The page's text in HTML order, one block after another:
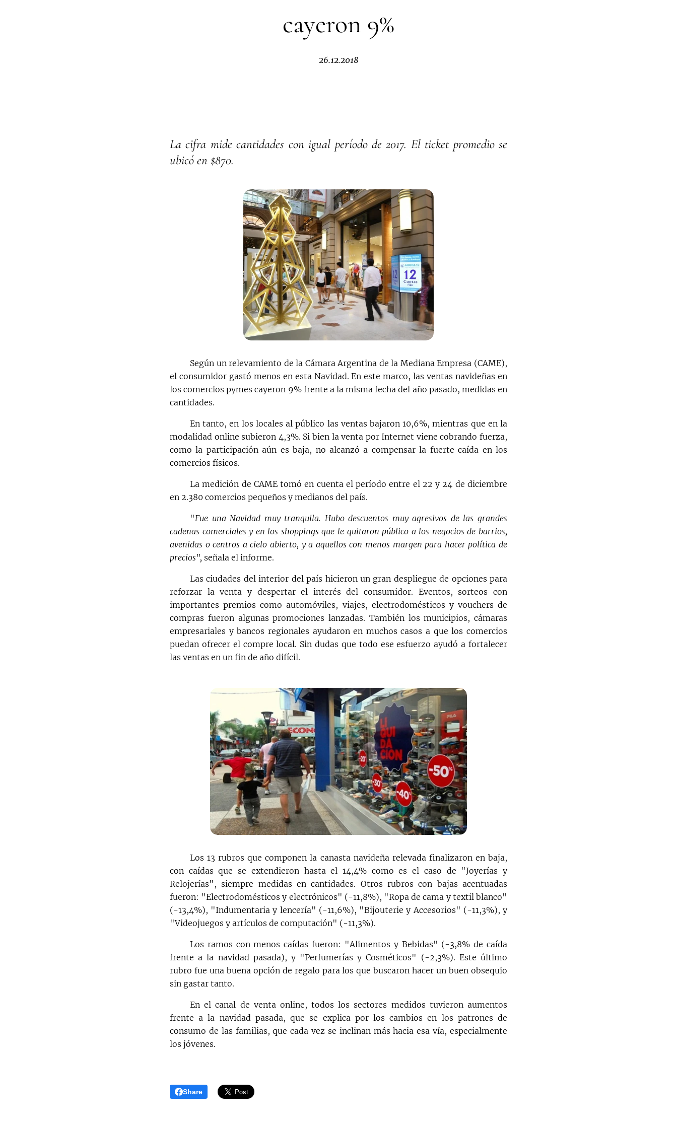
cayeron 9%
26.12.2018
La cifra mide cantidades con igual período de 2017. El ticket promedio se
ubicó en $870.
Según un relevamiento de la Cámara Argentina de la Mediana Empresa (CAME),
el consumidor gastó menos en esta Navidad. En este marco, las ventas navideñas en
los comercios pymes cayeron 9% frente a la misma fecha del año pasado, medidas en
cantidades.
En tanto, en los locales al público las ventas bajaron 10,6%, mientras que en la
modalidad online subieron 4,3%. Si bien la venta por Internet viene cobrando fuerza,
como la participación aún es baja, no alcanzó a compensar la fuerte caída en los
comercios físicos.
La medición de CAME tomó en cuenta el período entre el 22 y 24 de diciembre
en 2.380 comercios pequeños y medianos del país.
"Fue una Navidad muy tranquila. Hubo descuentos muy agresivos de las grandes
cadenas comerciales y en los shoppings que le quitaron público a los negocios de barrios,
avenidas o centros a cielo abierto, y a aquellos con menos margen para hacer política de
precios", señala el informe.
Las ciudades del interior del país hicieron un gran despliegue de opciones para
reforzar la venta y despertar el interés del consumidor. Eventos, sorteos con
importantes premios como automóviles, viajes, electrodomésticos y vouchers de
compras fueron algunas promociones lanzadas. También los municipios, cámaras
empresariales y bancos regionales ayudaron en muchos casos a que los comercios
puedan ofrecer el compre local. Sin dudas que todo ese esfuerzo ayudó a fortalecer
las ventas en un fin de año difícil.
Los 13 rubros que componen la canasta navideña relevada finalizaron en baja,
con caídas que se extendieron hasta el 14,4% como es el caso de "Joyerías y
Relojerías", siempre medidas en cantidades. Otros rubros con bajas acentuadas
fueron: "Electrodomésticos y electrónicos" (-11,8%), "Ropa de cama y textil blanco"
(-13,4%), "Indumentaria y lencería" (-11,6%), "Bijouterie y Accesorios" (-11,3%), y
"Videojuegos y artículos de computación" (-11,3%).
Los ramos con menos caídas fueron: "Alimentos y Bebidas" (-3,8% de caída
frente a la navidad pasada), y "Perfumerías y Cosméticos" (-2,3%). Este último
rubro fue una buena opción de regalo para los que buscaron hacer un buen obsequio
sin gastar tanto.
En el canal de venta online, todos los sectores medidos tuvieron aumentos
frente a la navidad pasada, que se explica por los cambios en los patrones de
consumo de las familias, que cada vez se inclinan más hacia esa vía, especialmente
los jóvenes.
Share